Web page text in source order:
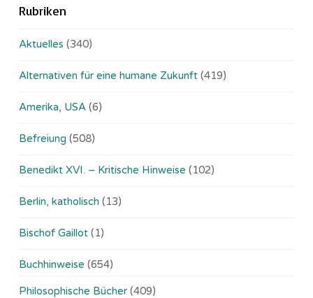
Rubriken
Aktuelles (340)
Alternativen für eine humane Zukunft (419)
Amerika, USA (6)
Befreiung (508)
Benedikt XVI. – Kritische Hinweise (102)
Berlin, katholisch (13)
Bischof Gaillot (1)
Buchhinweise (654)
Philosophische Bücher (409)